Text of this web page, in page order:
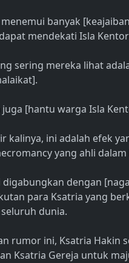
banyak
mendekati Isla
sering mereka lihat
juga [hantu warga Isla
kalinya, ini adalah efek
yang ahli
digabungkan dengan
para Ksatria yang
dunia.
rumor ini, Ksatria Hakin
Ksatria Gereja untuk